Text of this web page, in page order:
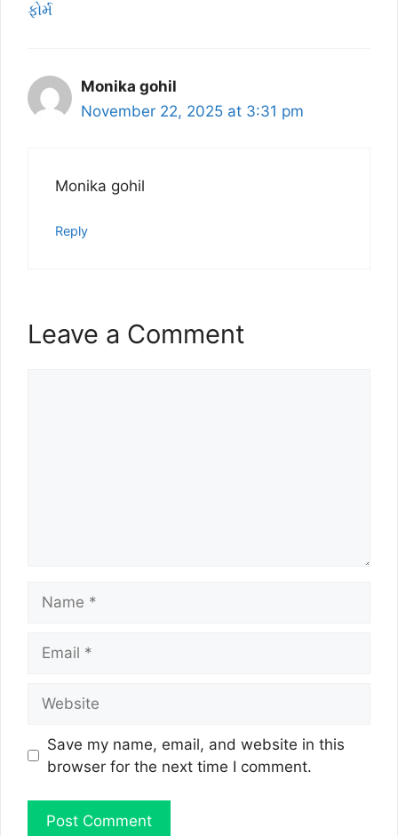
ફોર્મ
Monika gohil
November 22, 2025 at 3:31 pm
Monika gohil
Reply
Leave a Comment
Save my name, email, and website in this
browser for the next time I comment.